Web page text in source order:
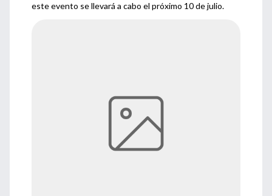
este evento se llevará a cabo el próximo 10 de julio.